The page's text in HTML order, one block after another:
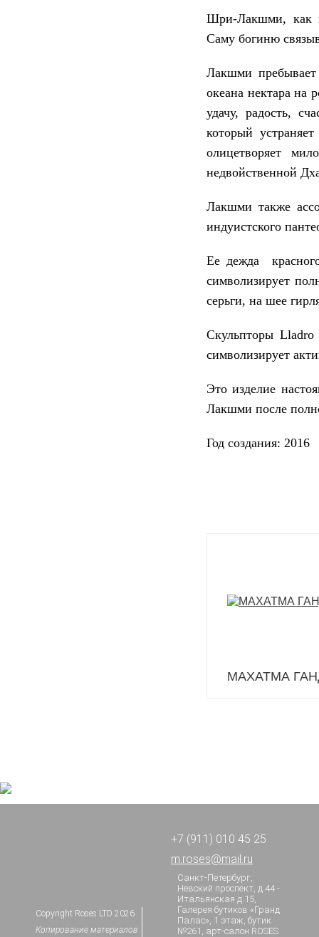
Шри-Лакшми, как
Саму богиню
Лакшми
океана нектара на
удачу, радость,
который
олицетворяет
недвойственной
Лакшми также
индуистского
Ее дежда
символизирует
серьги, на шее
Скульпторы
символизирует
Это изделие
Лакшми после
Год создания: 2016
МАХАТМА
ЛИТОФАНИЯ
Copyright Roses LTD 2026
Копирование материалов
+7 (911) 010 45 25
m.roses@mail.ru
Санкт-Петербург,
Невский проспект, д.44 -
Итальянская д.15,
Галерея бутиков «Гранд
Палас», 1 этаж, бутик
№261, арт-салон ROSES